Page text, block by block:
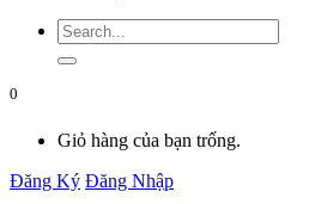
0
Giỏ hàng của bạn trống.
Đăng Ký Đăng Nhập